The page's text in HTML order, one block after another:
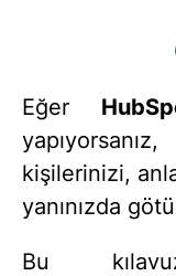
Eğer
kişilerinizi,
yanınızda
Bu